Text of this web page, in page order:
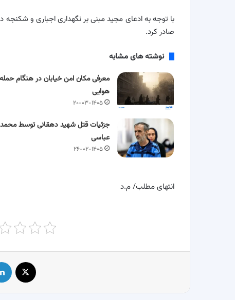
با توجه به ادعای مجید مبنی بر نگهداری اجباری و شکنجه
صادر کرد.
نوشته های مشابه
معرفی مکان امن خیابان در هنگام حمله
هوایی
۲۰-۰۳-۱۴۰۵
جزئیات قتل شهید دهقانی توسط محمد
عباسی
۲۶-۰۲-۱۴۰۵
انتهای مطلب/ م.د